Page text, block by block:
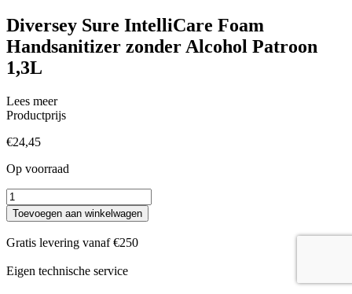
Diversey Sure IntelliCare Foam
Handsanitizer zonder Alcohol Patroon
1,3L
Lees meer
Productprijs
€24,45
Op voorraad
Diversey
Sure
IntelliCare
Foam
Handsanitizer
zonder
Alcohol
Toevoegen aan winkelwagen
Gratis levering vanaf €250
Eigen technische service